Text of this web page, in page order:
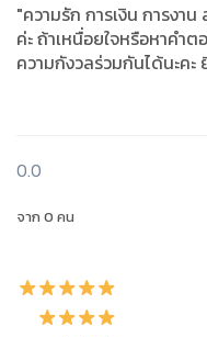
"ความรัก การเงิน การง
ค่ะ ถ้าเหนื่อยใจหรือหาคำ
ความกังวลร่วมกันได้นะค
0.0
จาก 0 คน